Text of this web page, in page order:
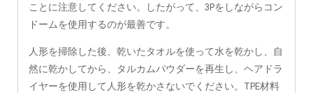
ことに注意してください。したがって、3Pをしながらコン
ドームを使用するのが最善です。
人形を掃除した後、乾いたタオルを使って水を乾かし、自
然に乾かしてから、タルカムパウダーを再生し、ヘアドラ
イヤーを使用して人形を乾かさないでください。TPE材料